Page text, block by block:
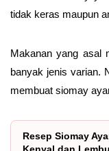
tidak keras maupun
Makanan yang asal
banyak jenis varian.
membuat siomay
Resep Siomay
Kenyal dan